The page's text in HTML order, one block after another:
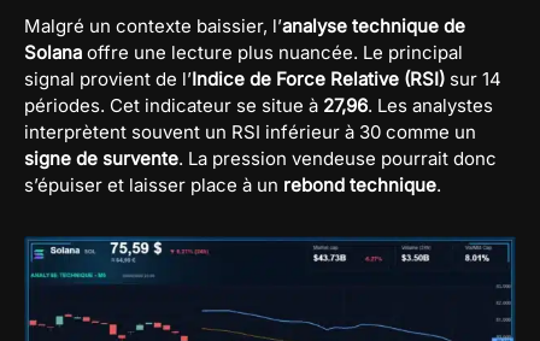
Malgré un contexte baissier, l’analyse technique de
Solana offre une lecture plus nuancée. Le principal
signal provient de l’Indice de Force Relative (RSI) sur 14
périodes. Cet indicateur se situe à 27,96. Les analystes
interprètent souvent un RSI inférieur à 30 comme un
signe de survente. La pression vendeuse pourrait donc
s’épuiser et laisser place à un rebond technique.